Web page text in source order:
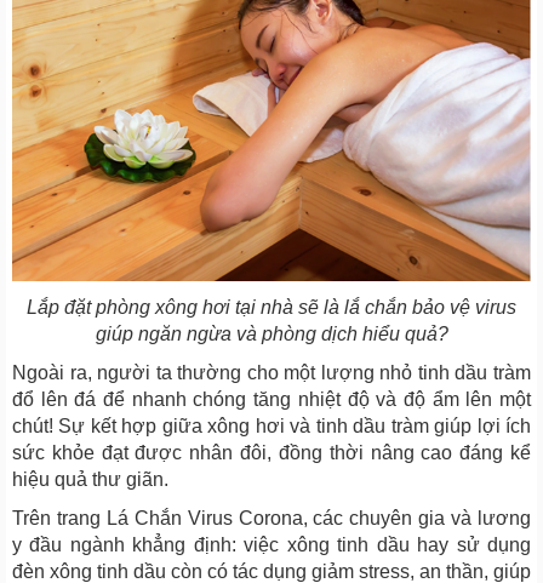
Lắp đặt phòng xông hơi tại nhà sẽ là lắ chắn bảo vệ virus
giúp ngăn ngừa và phòng dịch hiểu quả?
Ngoài ra, người ta thường cho một lượng nhỏ tinh dầu tràm
đổ lên đá để nhanh chóng tăng nhiệt độ và độ ẩm lên một
chút! Sự kết hợp giữa xông hơi và tinh dầu tràm giúp lợi ích
sức khỏe đạt được nhân đôi, đồng thời nâng cao đáng kể
hiệu quả thư giãn.
Trên trang Lá Chắn Virus Corona, các chuyên gia và lương
y đầu ngành khẳng định: việc xông tinh dầu hay sử dụng
đèn xông tinh dầu còn có tác dụng giảm stress, an thần, giúp